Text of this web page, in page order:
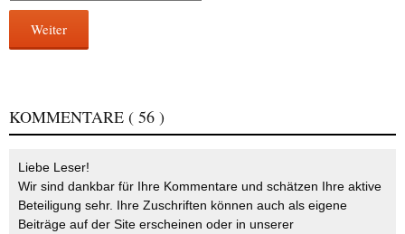
Weiter
KOMMENTARE ( 56 )
Liebe Leser!
Wir sind dankbar für Ihre Kommentare und schätzen Ihre aktive
Beteiligung sehr. Ihre Zuschriften können auch als eigene
Beiträge auf der Site erscheinen oder in unserer